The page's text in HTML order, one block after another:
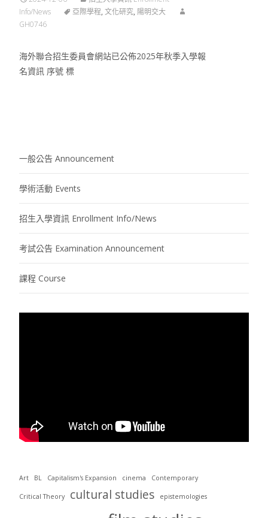
Info/News
亞際學程, 文化研究, 陽明交大
GH0746
海外聯合招生委員會網站已公佈2025年秋季入學報
名資訊 序號 標
一般公告 Announcement
學術活動 Events
招生入學資訊 Enrollment Info/News
考試公告 Examination Announcement
課程 Course
Art BL Capitalism's Expansion cinema Contemporary
Critical Theory cultural studies epistemologies